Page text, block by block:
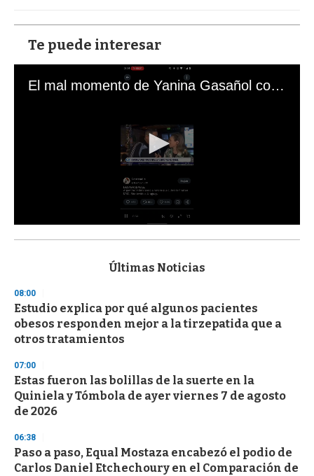
Te puede interesar
El mal momento de Yanina Gasañol con un hincha argentino en "Subrayado"
s
d
s
o
f
3
s
e
c
o
n
s
Últimas Noticias
08:00
Estudio explica por qué algunos pacientes
obesos responden mejor a la tirzepatida que a
otros tratamientos
07:00
Estas fueron las bolillas de la suerte en la
Quiniela y Tómbola de ayer viernes 7 de agosto
de 2026
06:38
Paso a paso, Equal Mostaza encabezó el podio de
Carlos Daniel Etchechoury en el Comparación de